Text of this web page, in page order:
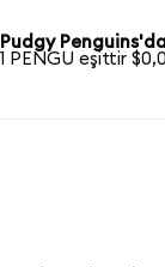
Pudgy
1 PENGU eşittir